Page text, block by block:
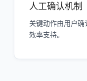
人工确认机制
关键动作由用户确
效率支持。